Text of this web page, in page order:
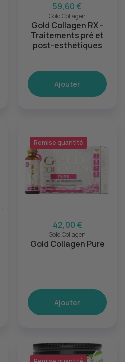
59,60 €
Gold Collagen
Gold Collagen RX -
Traitements pré et
post-esthétiques
Ajouter
Remise quantité
42,00 €
Gold Collagen
Gold Collagen Pure
Ajouter